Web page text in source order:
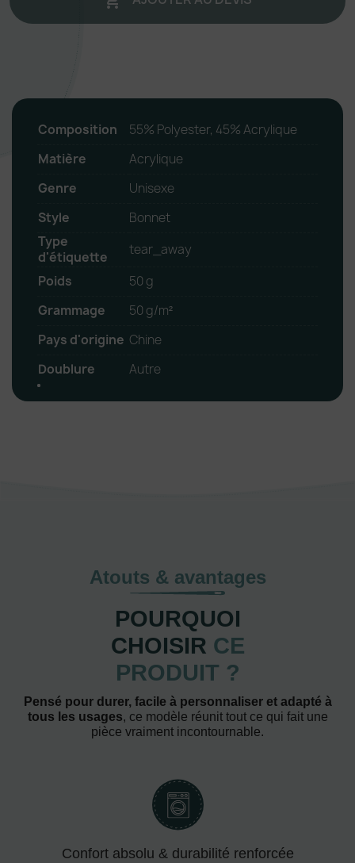
Composition
55% Polyester, 45% Acrylique
Matière
Acrylique
Genre
Unisexe
Style
Bonnet
Type
d'étiquette
tear_away
Poids
50 g
Grammage
50 g/m²
Pays d'origine Chine
Doublure
Autre
Atouts & avantages
POURQUOI
CHOISIR CE
PRODUIT ?
Pensé pour durer, facile à personnaliser et adapté à
tous les usages, ce modèle réunit tout ce qui fait une
pièce vraiment incontournable.
Confort absolu & durabilité renforcée